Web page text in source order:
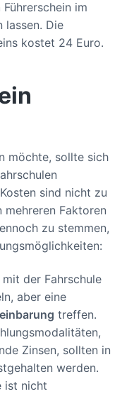
im
lassen. Die
kostet 24 Euro.
möchte, sollte sich
sind nicht zu
Faktoren
zu stemmen,
der Fahrschule
aber eine
treffen.
Zinsen, sollten in
werden.
ist nicht